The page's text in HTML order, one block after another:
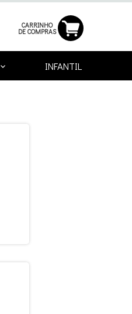
CARRINHO
DE COMPRAS
INFANTIL